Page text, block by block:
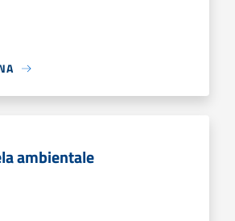
ambientale